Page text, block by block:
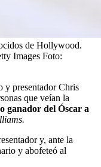
de Hollywood.
Images Foto:
y presentador Chris
que veían la
ganador del Óscar a
y, ante la
y abofeteó al